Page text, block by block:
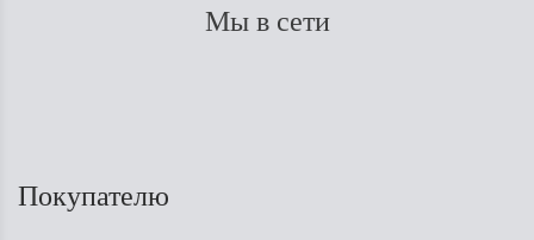
Мы в сети
Покупателю